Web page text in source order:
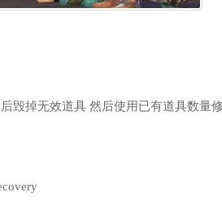
掉无效道具 然后使用已有道具数量